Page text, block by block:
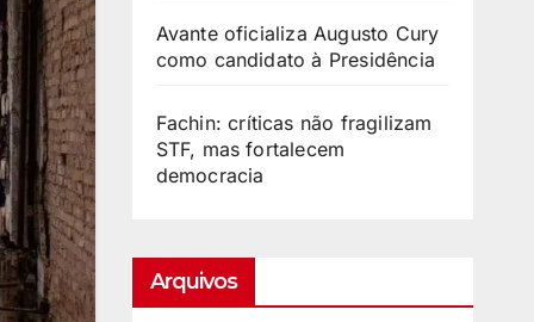
Avante oficializa Augusto Cury
como candidato à Presidência
Fachin: críticas não fragilizam
STF, mas fortalecem
democracia
Arquivos